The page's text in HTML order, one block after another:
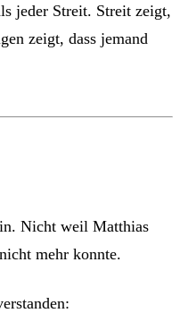
jeder Streit. Streit zeigt,
zeigt, dass jemand
Nicht weil Matthias
nicht mehr konnte.